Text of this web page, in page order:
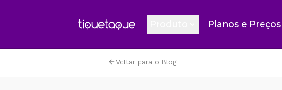
Planos e Preços
Voltar para o Blog